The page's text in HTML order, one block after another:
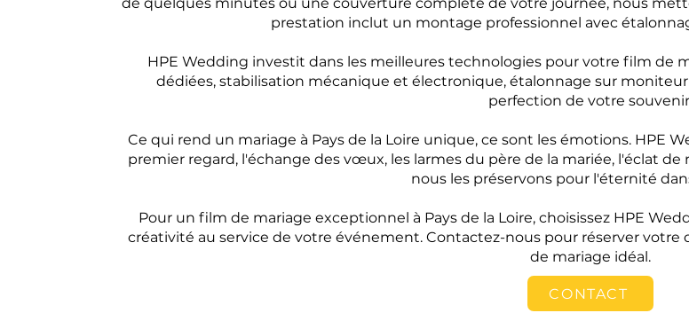
prestation inclut un montage professionnel avec
HPE Wedding investit dans les meilleures technologies pour votre film de
dédiées, stabilisation mécanique et électronique, étalonnage sur
perfection de votre
Ce qui rend un mariage à Pays de la Loire unique, ce sont les émotions. HPE
premier regard, l'échange des vœux, les larmes du père de la mariée, l'éclat
nous les préservons pour l'éternité
Pour un film de mariage exceptionnel à Pays de la Loire, choisissez HPE
créativité au service de votre événement. Contactez-nous pour réserver
de mariage idéal.
CONTACT